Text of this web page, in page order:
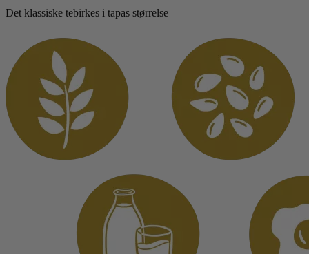
Det klassiske tebirkes i tapas størrelse